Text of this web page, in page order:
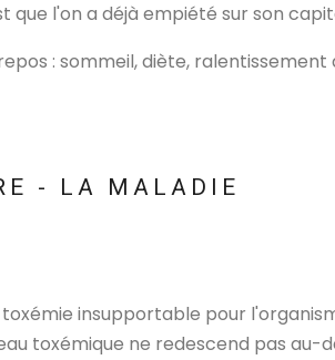
l'on a déjà empiété sur son
: sommeil, diète, ralentissement
- LA MALADIE
insupportable pour
toxémique ne redescend pas au-